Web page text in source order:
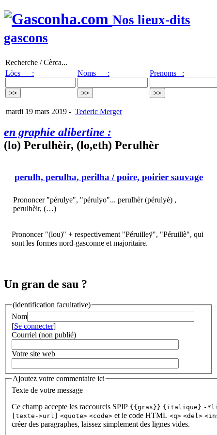
Nos lieux-dits
gascons
Recherche / Cèrca...
Lòcs :
Noms : Prenoms :
mardi 19 mars 2019 - Tederic Merger
en graphie alibertine :
(lo) Perulhèir, (lo,eth) Perulhèr
perulh, perulha, perilha/ poire, poirier sauvage
Prononcer "pérulye", "pérulyo"... perulhèr (pérulyè) ,
perulhèir, (…)
Prononcer "(lou)" + respectivement "Péruilleÿ", "Péruillè", qui
sont les formes nord-gasconne et majoritaire.
Un gran de sau ?
(identification facultative)
Nom
[Se connecter]
Courriel (non publié)
Votre site web
Ajoutez votre commentaire ici
Texte de votre message
Ce champ accepte les raccourcis SPIP {{gras}} {italique} -
[texte->url] <quote> <code> et le code HTML <q> <del>
créer des paragraphes, laissez simplement des lignes vides.